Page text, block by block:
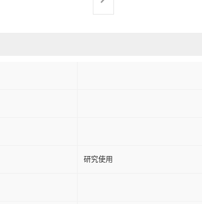
研究使用